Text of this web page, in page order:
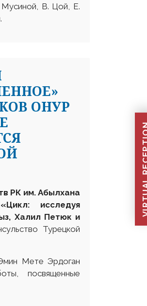
В. Цой, Е.
ОНУР
РК им. Абылхана
исследуя
Халил Петюк и
Турецкой
Мете Эрдоган
посвященные